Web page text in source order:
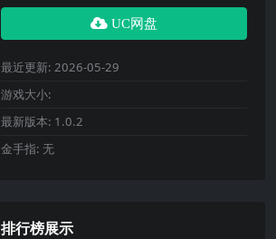
UC网盘
最近更新: 2026-05-29
游戏大小:
最新版本: 1.0.2
金手指: 无
排行榜展示